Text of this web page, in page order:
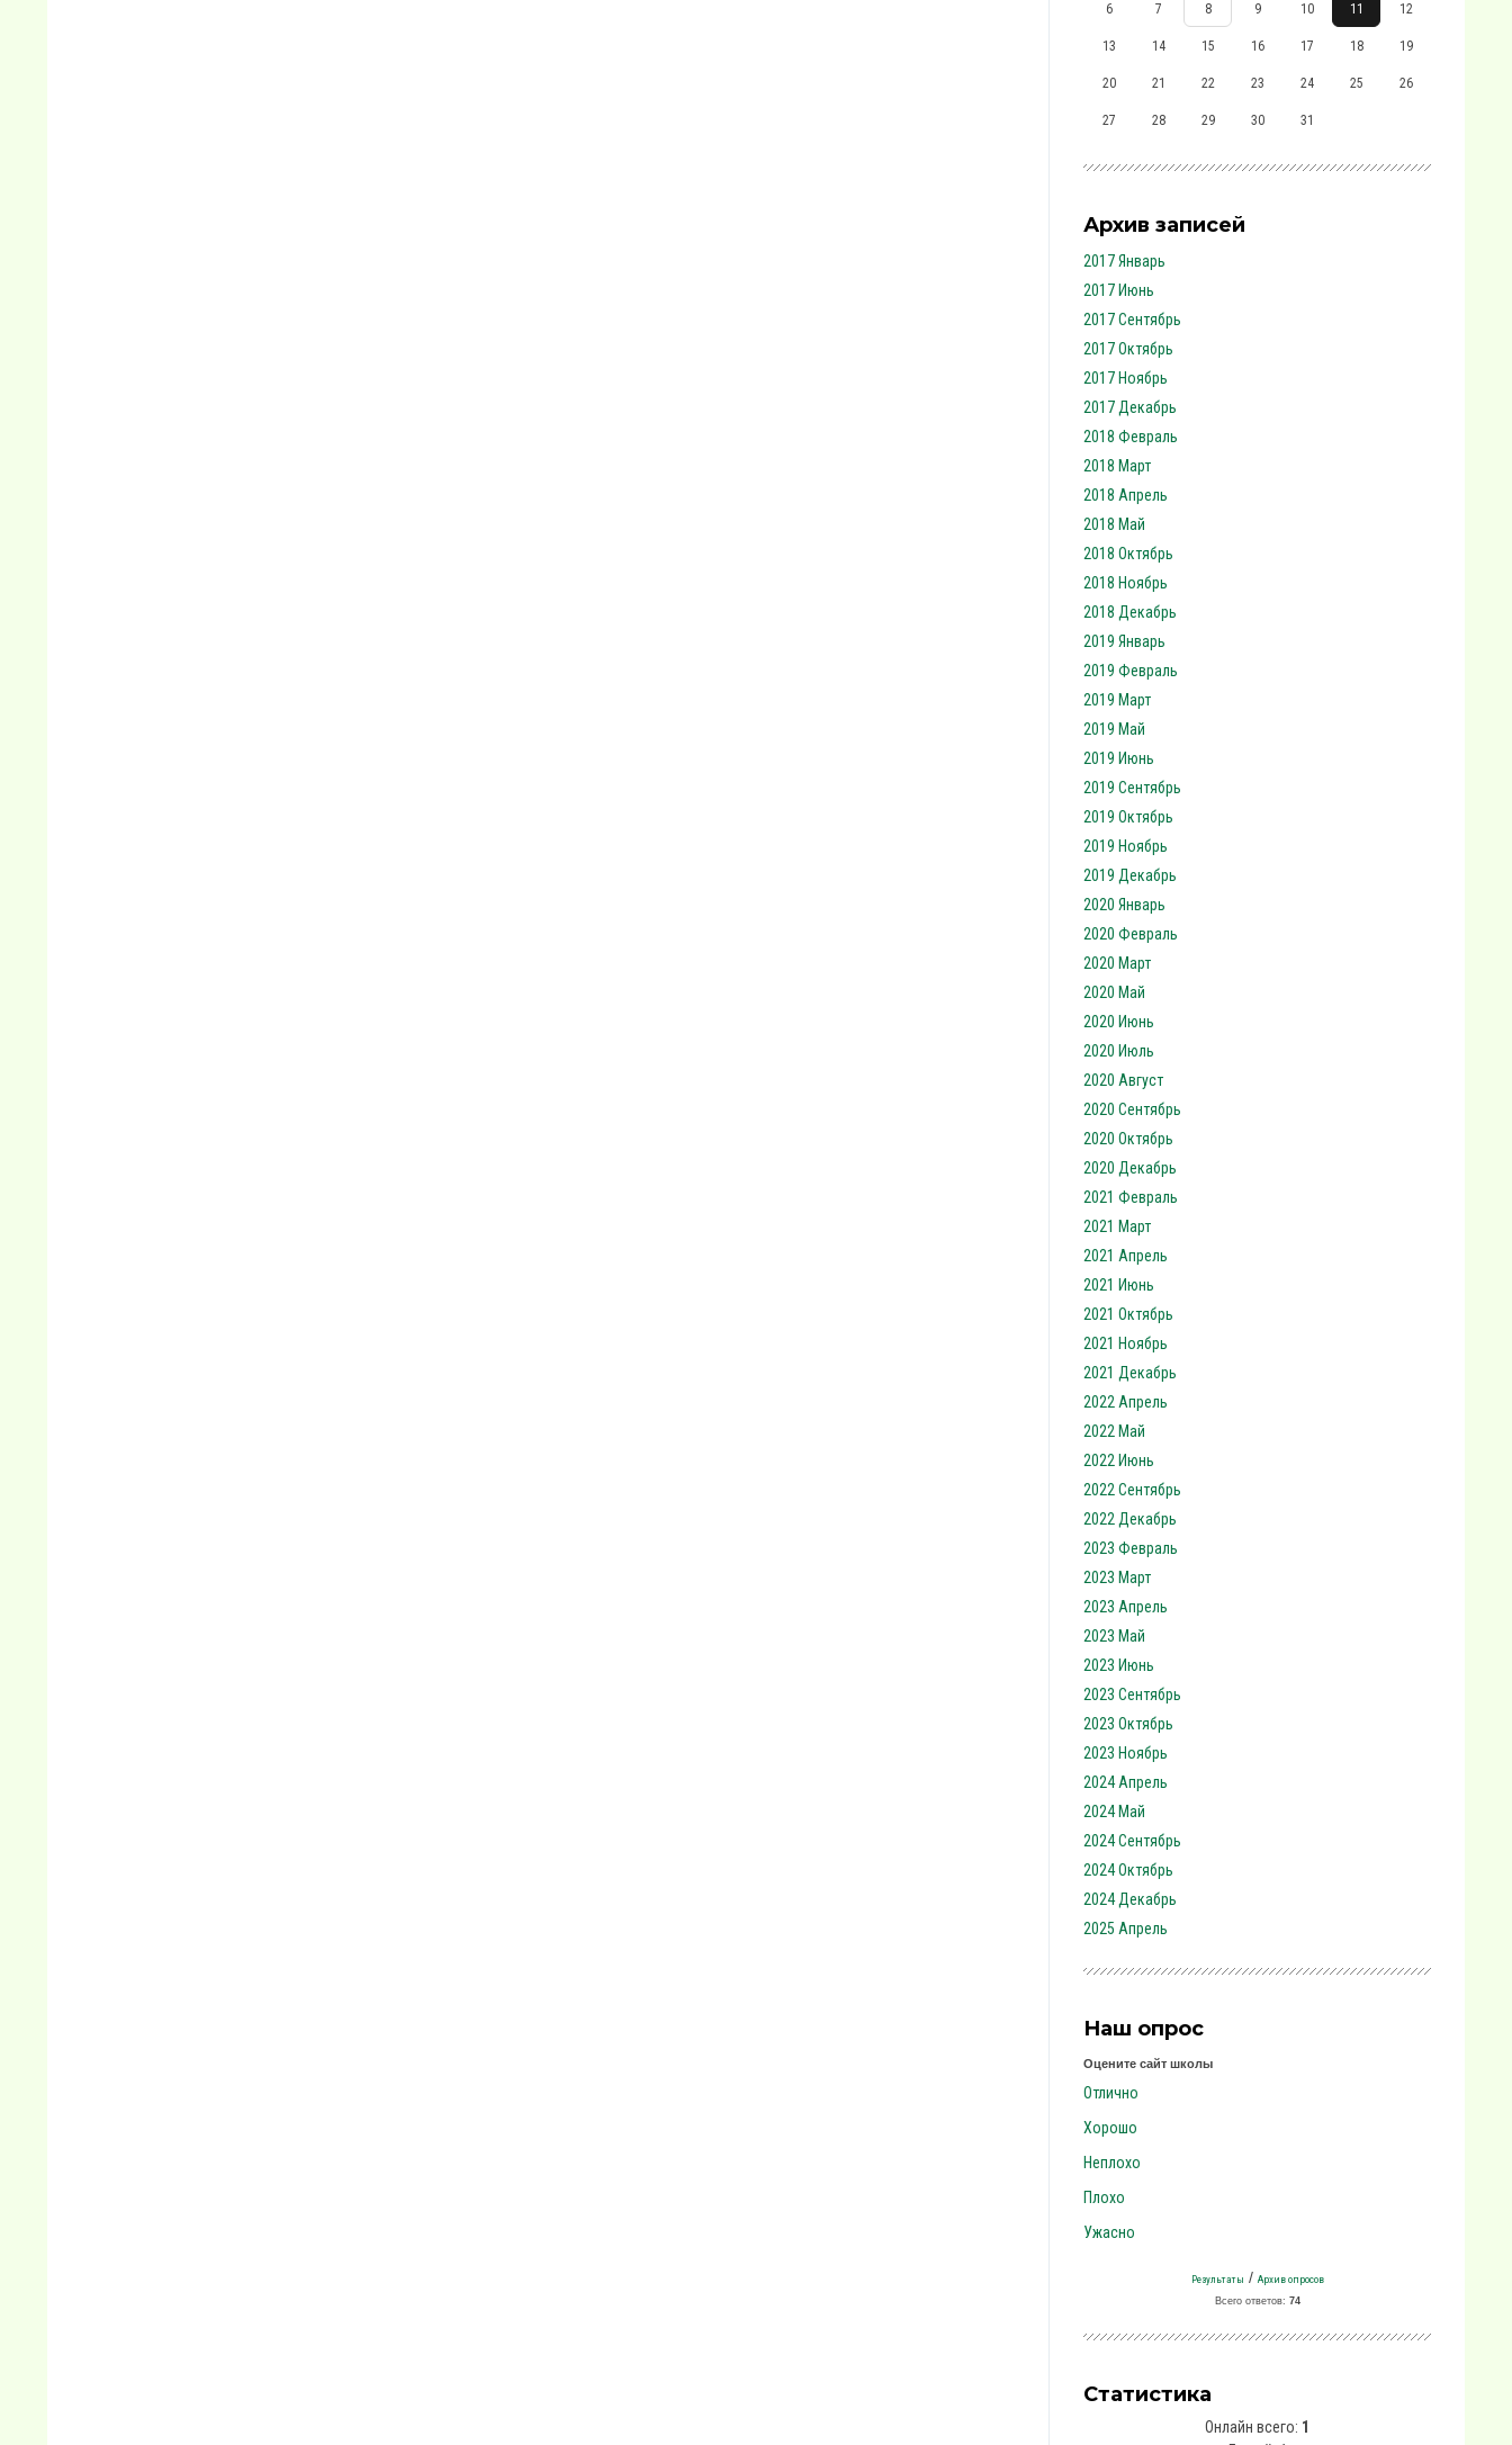
6 7 8 9 10 11 12
13 14 15 16 17 18 19
20 21 22 23 24 25 26
27 28 29 30 31
Архив записей
2017 Январь
2017 Июнь
2017 Сентябрь
2017 Октябрь
2017 Ноябрь
2017 Декабрь
2018 Февраль
2018 Март
2018 Апрель
2018 Май
2018 Октябрь
2018 Ноябрь
2018 Декабрь
2019 Январь
2019 Февраль
2019 Март
2019 Май
2019 Июнь
2019 Сентябрь
2019 Октябрь
2019 Ноябрь
2019 Декабрь
2020 Январь
2020 Февраль
2020 Март
2020 Май
2020 Июнь
2020 Июль
2020 Август
2020 Сентябрь
2020 Октябрь
2020 Декабрь
2021 Февраль
2021 Март
2021 Апрель
2021 Июнь
2021 Октябрь
2021 Ноябрь
2021 Декабрь
2022 Апрель
2022 Май
2022 Июнь
2022 Сентябрь
2022 Декабрь
2023 Февраль
2023 Март
2023 Апрель
2023 Май
2023 Июнь
2023 Сентябрь
2023 Октябрь
2023 Ноябрь
2024 Апрель
2024 Май
2024 Сентябрь
2024 Октябрь
2024 Декабрь
2025 Апрель
Наш опрос
Оцените сайт школы
Отлично
Хорошо
Неплохо
Плохо
Ужасно
Результаты / Архив опросов
Всего ответов: 74
Статистика
Онлайн всего: 1